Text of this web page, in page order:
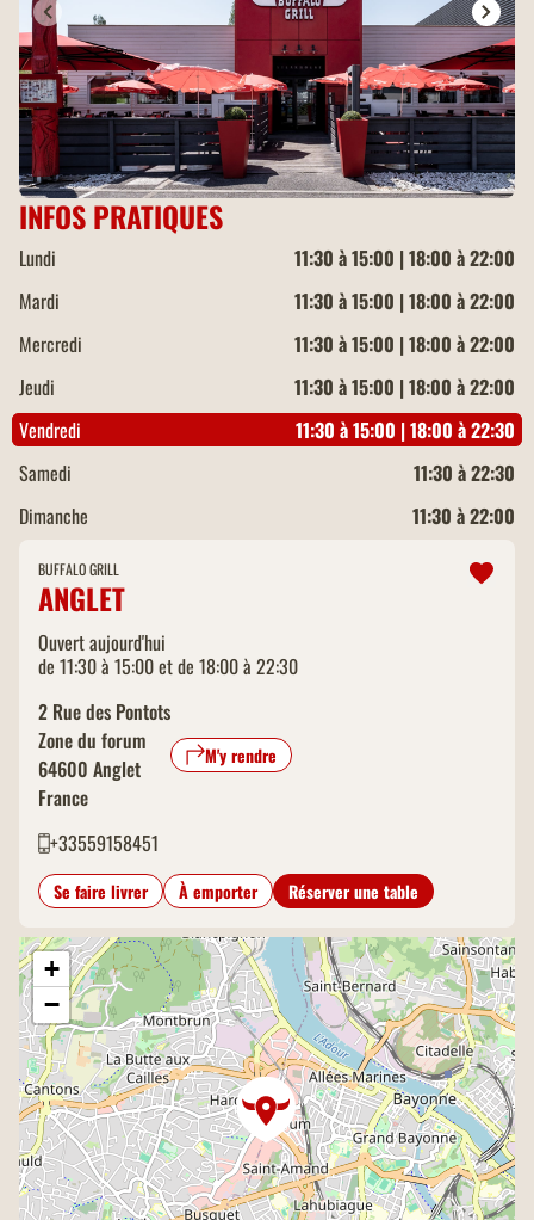
INFOS PRATIQUES
Lundi
11:30 à 15:00 | 18:00 à 22:00
Mardi
11:30 à 15:00 | 18:00 à 22:00
Mercredi
11:30 à 15:00 | 18:00 à 22:00
Jeudi
11:30 à 15:00 | 18:00 à 22:00
Vendredi
11:30 à 15:00 | 18:00 à 22:30
Samedi
11:30 à 22:30
Dimanche
11:30 à 22:00
BUFFALO GRILL
ANGLET
Ouvert aujourd'hui
de 11:30 à 15:00 et de 18:00 à 22:30
2 Rue des Pontots
Zone du forum
64600 Anglet
France
M'y rendre
+33559158451
Se faire livrer À emporter Réserver une table
+
−